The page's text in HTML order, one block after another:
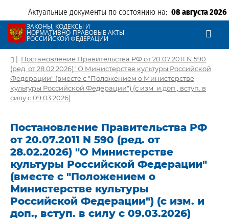
Актуальные документы по состоянию на: 08 августа 2026
ЗАКОНЫ, КОДЕКСЫ И
НОРМАТИВНО-ПРАВОВЫЕ АКТЫ
РОССИЙСКОЙ ФЕДЕРАЦИИ
| Постановление Правительства РФ от 20.07.2011 N 590
(ред. от 28.02.2026) "О Министерстве культуры Российской
Федерации" (вместе с "Положением о Министерстве
культуры Российской Федерации") (с изм. и доп., вступ. в
силу с 09.03.2026)
Постановление Правительства РФ
от 20.07.2011 N 590 (ред. от
28.02.2026) "О Министерстве
культуры Российской Федерации"
(вместе с "Положением о
Министерстве культуры
Российской Федерации") (с изм. и
доп., вступ. в силу с 09.03.2026)